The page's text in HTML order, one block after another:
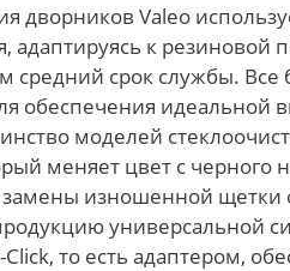
дворников Valeo
адаптируясь к резиновой
средний срок службы.
обеспечения идеальной
моделей
меняет цвет с
изношенной щетки
универсальной
то есть адаптером,